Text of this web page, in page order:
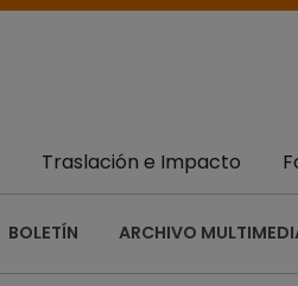
Traslación e Impacto
BOLETÍN ARCHIVO